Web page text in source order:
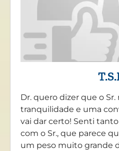
Dr. quero dizer que o
tranquilidade e uma
vai dar certo! Senti
com o Sr., que parece
um peso muito grande